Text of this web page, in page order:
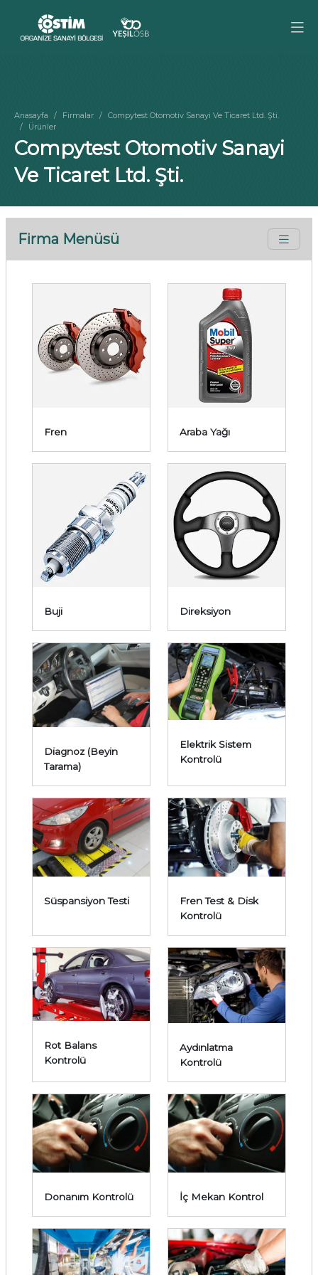
Anasayfa Firmalar
Compytest Otomotiv Sanayi Ve Ticaret Ltd. Şti.
Ürünler
Compytest Otomotiv Sanayi
Ve Ticaret Ltd. Şti.
Firma Menüsü
Fren Araba Yağı
Buji Direksiyon
Diagnoz (Beyin
Tarama)
Elektrik Sistem
Kontrolü
Süspansiyon Testi
Fren Test & Disk
Kontrolü
Rot Balans
Kontrolü
Aydınlatma
Kontrolü
Donanım Kontrolü İç Mekan Kontrol